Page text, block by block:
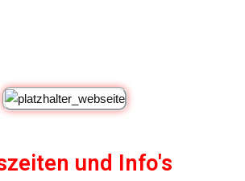
und Info's